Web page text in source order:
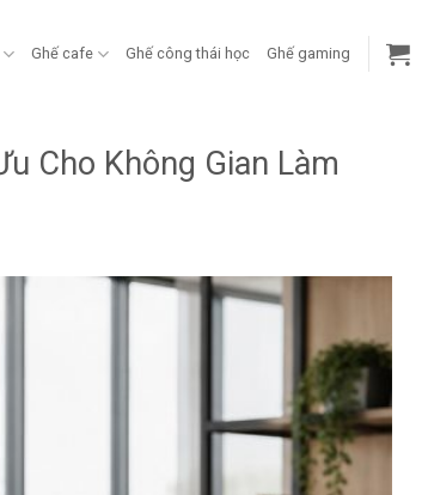
Ghế cafe Ghế công thái học Ghế gaming
Cho Không Gian Làm